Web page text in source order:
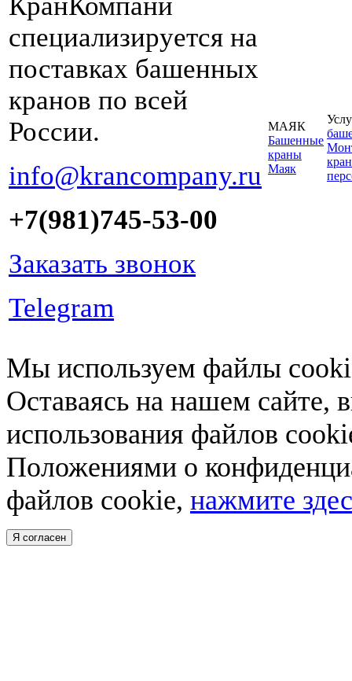
КранКомпани
специализируется на
поставках башенных
кранов по всей
России.
info@krancompany.ru
+7(981)745-53-00
Заказать звонок
Telegram
МАЯК
Башенные
краны
Маяк
Мы используем файлы
Оставаясь на нашем сайте,
использования файлов
Положениями о
файлов cookie, нажмите
Я согласен